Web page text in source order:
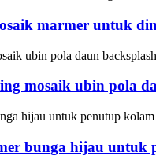
marmer untuk
mosaik ubin pola
bunga hijau untuk